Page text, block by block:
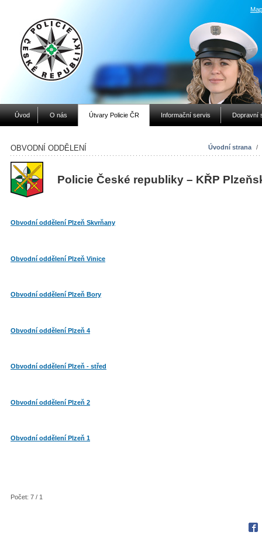
Úvod O nás Útvary Policie ČR Informační servis Dopravní
Úvodní strana /
OBVODNÍ ODDĚLENÍ
Policie České republiky – KŘP
Obvodní oddělení Plzeň Skvrňany
Obvodní oddělení Plzeň Vinice
Obvodní oddělení Plzeň Bory
Obvodní oddělení Plzeň 4
Obvodní oddělení Plzeň - střed
Obvodní oddělení Plzeň 2
Obvodní oddělení Plzeň 1
Počet: 7 / 1